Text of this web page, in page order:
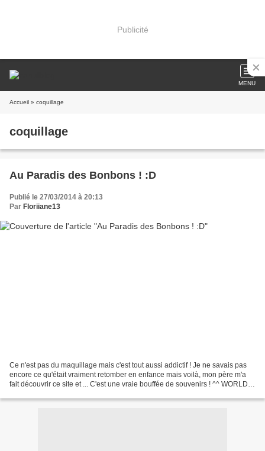
Publicité
MENU
Accueil » coquillage
coquillage
Au Paradis des Bonbons ! :D
Publié le 27/03/2014 à 20:13
Par Floriiane13
Ce n'est pas du maquillage mais c'est tout aussi addictif ! Je ne savais pas
encore ce qu'était vraiment retomber en enfance mais voilà, mon père m'a
fait découvrir ce site et ... C'est une vraie bouffée de souvenirs ! ^^ WORLD